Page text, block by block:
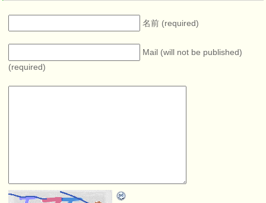
名前 (required)
Mail (will not be published)
(required)